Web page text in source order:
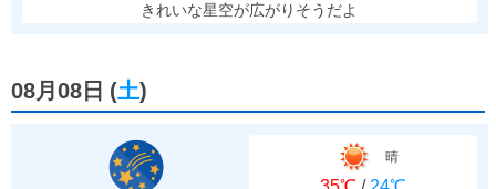
きれいな星空が広がりそうだよ
08月08日 (土)
晴